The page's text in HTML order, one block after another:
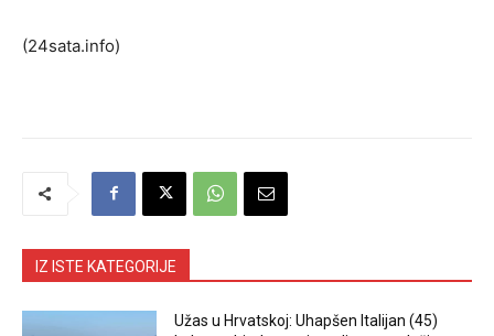
(24sata.info)
IZ ISTE KATEGORIJE
Užas u Hrvatskoj: Uhapšen Italijan (45)